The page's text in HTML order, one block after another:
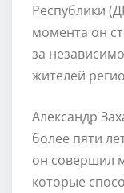
Республики
момента он
за
жителей
Александр
более пяти
он совершил
которые